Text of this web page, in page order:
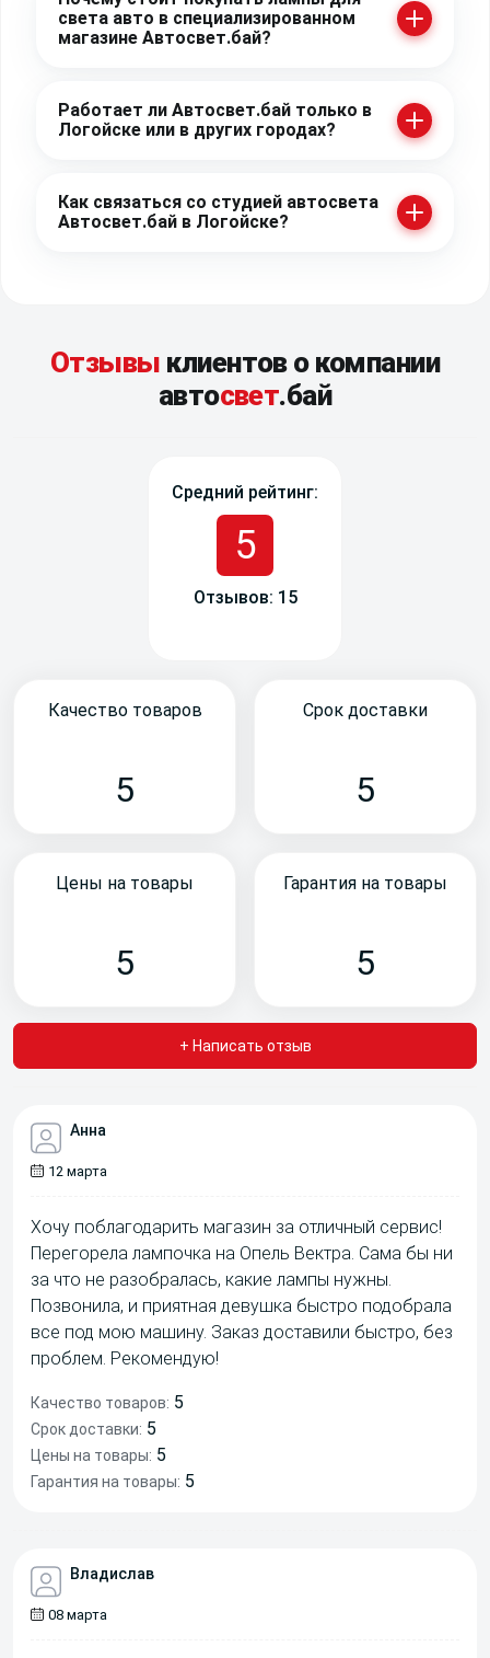
света авто в специализированном
магазине Автосвет.бай?
Работает ли Автосвет.бай только в
Логойске или в других городах?
Как связаться со студией автосвета
Автосвет.бай в Логойске?
Отзывы клиентов о компании
автосвет.бай
Средний рейтинг:
5
Отзывов: 15
+ Написать отзыв
Качество товаров
5
Срок доставки
5
Цены на товары
5
Гарантия на товары
5
Анна
12 марта
Хочу поблагодарить магазин за отличный сервис!
Перегорела лампочка на Опель Вектра. Сама бы ни
за что не разобралась, какие лампы нужны.
Позвонила, и приятная девушка быстро подобрала
все под мою машину. Заказ доставили быстро, без
проблем. Рекомендую!
Качество товаров: 5
Срок доставки: 5
Цены на товары: 5
Гарантия на товары: 5
Владислав
08 марта